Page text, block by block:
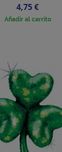
Precio
4,75 €
Añadir al carrito